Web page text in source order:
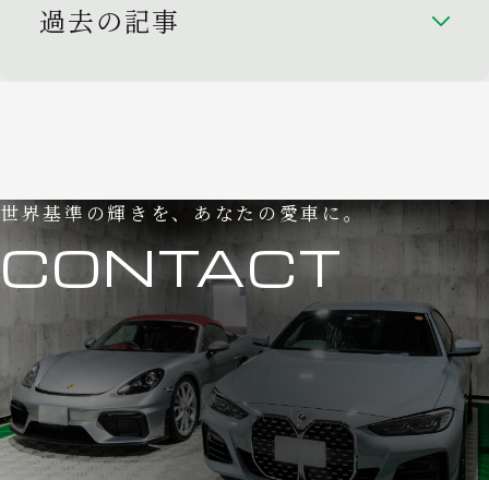
過去の記事
世界基準の輝きを、あなたの愛車に。
CONTACT